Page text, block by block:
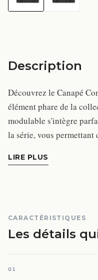
Description
Découvrez le Canapé
élément phare de la
modulable s'intègre
la série, vous
LIRE PLUS
CARACTÉRISTIQUES
Les détails
01